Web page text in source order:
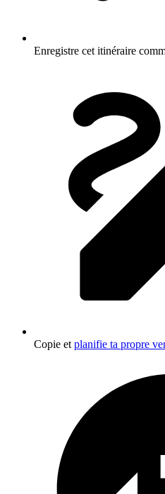
Enregistre cet itinéraire
Copie et planifie ta propre